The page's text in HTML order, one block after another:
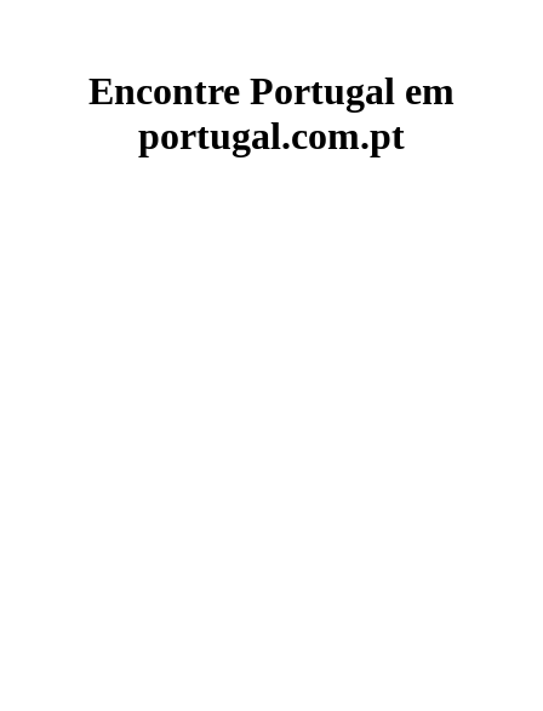
Encontre Portugal em
portugal.com.pt